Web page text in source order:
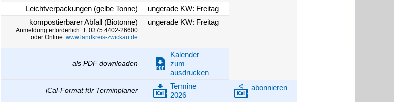
Leichtverpackungen (gelbe Tonne)
ungerade KW: Freitag
kompostierbarer Abfall (Biotonne)
Anmeldung erforderlich: T. 0375 4402-26600
oder Online: www.landkreis-zwickau.de
ungerade KW: Freitag
als PDF downloaden
Kalender
zum
ausdrucken
iCal-Format für Terminplaner
Termine
2026
abonnieren